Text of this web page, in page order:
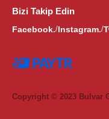
Bizi Takip Edin
Facebook./Instagram./
Copyright © 2023 Bulvar